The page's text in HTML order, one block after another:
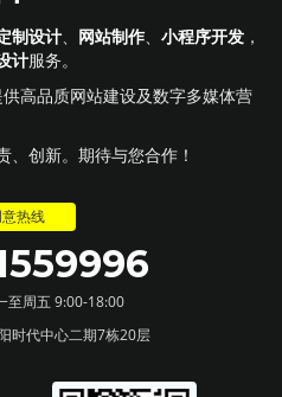
制设计 网站制作 小程序开发 ，
计服务。
高品质网站建设及数字多媒体营
、创新。期待与您合作！
热线
至周五 9:00-18:00
时代中心二期7栋20层